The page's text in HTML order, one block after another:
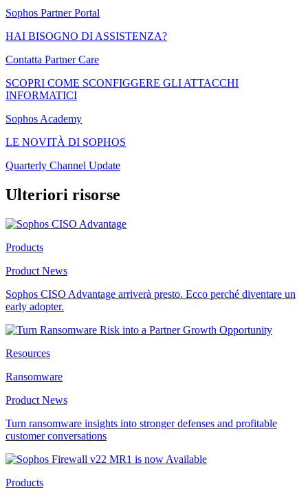
Sophos Partner Portal
HAI BISOGNO DI ASSISTENZA?
Contatta Partner Care
SCOPRI COME SCONFIGGERE GLI ATTACCHI
INFORMATICI
Sophos Academy
LE NOVITÀ DI SOPHOS
Quarterly Channel Update
Ulteriori risorse
Products
Product News
Sophos CISO Advantage arriverà presto. Ecco perché diventare un
early adopter.
Resources
Ransomware
Product News
Turn ransomware insights into stronger defenses and profitable
customer conversations
Products